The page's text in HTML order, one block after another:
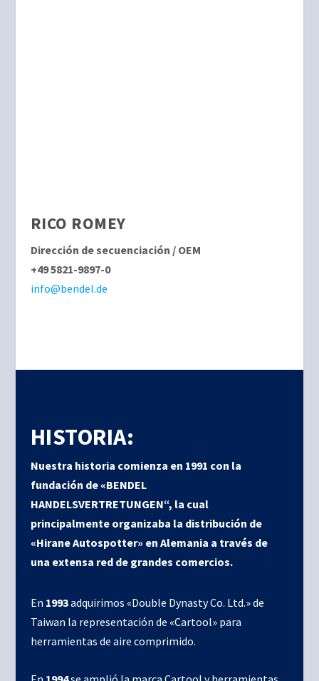
RICO ROMEY
Dirección de secuenciación / OEM
+49 5821-9897-0
info@bendel.de
HISTORIA:
Nuestra historia comienza en 1991 con la
fundación de «BENDEL
HANDELSVERTRETUNGEN“, la cual
principalmente organizaba la distribución de
«Hirane Autospotter» en Alemania a través de
una extensa red de grandes comercios.
En 1993adquirimos «Double Dynasty Co. Ltd.» de
Taiwan la representación de «Cartool» para
herramientas de aire comprimido.